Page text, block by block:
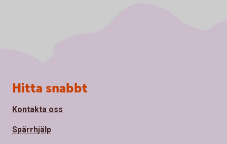
Sidfot
Hitta snabbt
Kontakta oss
Spärrhjälp